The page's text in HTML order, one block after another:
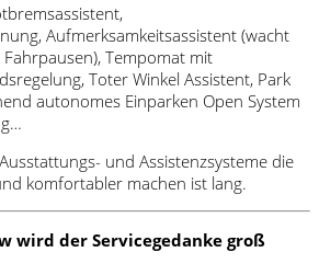
Aufmerksamkeitsassistent (wacht
Tempomat mit
Toter Winkel Assistent, Park
autonomes Einparken Open System
und Assistenzsysteme die
komfortabler machen ist lang.
wird der Servicegedanke groß